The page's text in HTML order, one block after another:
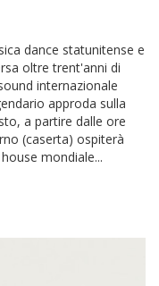
dance statunitense e
oltre trent'anni di
internazionale
approda sulla
a partire dalle ore
(caserta) ospiterà
mondiale...